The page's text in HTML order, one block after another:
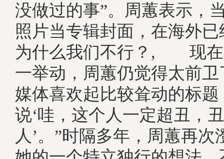
没做过的事”。周蕙表示，
照片当专辑封面，在海外
为什么我们不行？, 现在
一举动，周蕙仍觉得太前卫
媒体喜欢起比较耸动的标
说‘哇，这个人一定超丑，
人’。”时隔多年，周蕙再次